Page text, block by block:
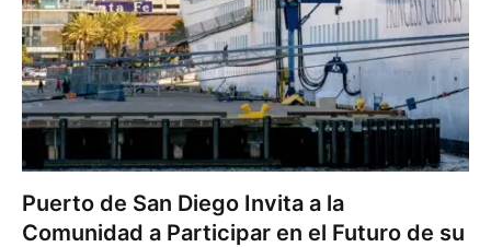
Puerto de San Diego Invita a la
Comunidad a Participar en el Futuro de su